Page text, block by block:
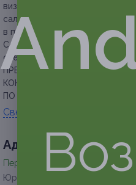
визита за 8 часов до времени
салона оставляет за собой
в предоставлении услуг со
Сертификат не
спецпредложения салона.
ПРЕДУПРЕЖДАЕМ О
КОНСУЛЬТАЦИИ У ВРАЧА-
ПО ОКАЗЫВАЕМЫМ УСЛУГАМ
Свернуть
Адресa
Перейти на сайт партнера
Юридическая информация о